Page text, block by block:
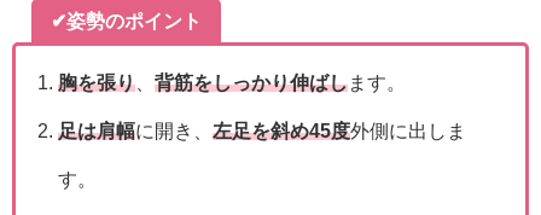
✔姿勢のポイント
胸を張り 、背筋をしっかり伸ばします。
足は肩幅に開き、左足を斜め45度外側に出しま
す。